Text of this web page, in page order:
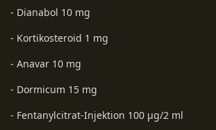
- Dianabol 10 mg
- Kortikosteroid 1 mg
- Anavar 10 mg
- Dormicum 15 mg
- Fentanylcitrat-Injektion 100 µg/2 ml